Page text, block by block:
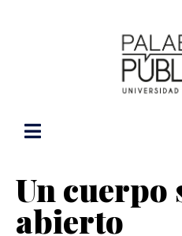
Un cuerpo
abierto